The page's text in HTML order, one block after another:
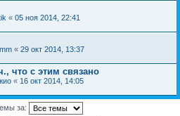
« 05 ноя 2014, 22:41
« 29 окт 2014, 13:37
что с этим связано
« 16 окт 2014, 14:05
за: